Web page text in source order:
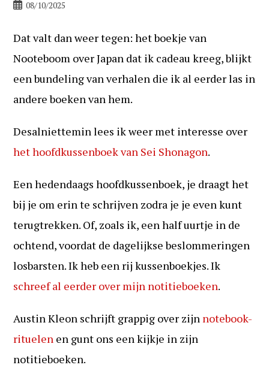
Bericht08/10/2025
Dat valt dan weer tegen: het boekje van
Nooteboom over Japan dat ik cadeau kreeg, blijkt
een bundeling van verhalen die ik al eerder las in
andere boeken van hem.
Desalniettemin lees ik weer met interesse over
het hoofdkussenboek van Sei Shonagon.
Een hedendaags hoofdkussenboek, je draagt het
bij je om erin te schrijven zodra je je even kunt
terugtrekken. Of, zoals ik, een half uurtje in de
ochtend, voordat de dagelijkse beslommeringen
losbarsten. Ik heb een rij kussenboekjes. Ik
schreef al eerder over mijn notitieboeken.
Austin Kleon schrijft grappig over zijn notebook-
rituelen en gunt ons een kijkje in zijn
notitieboeken.